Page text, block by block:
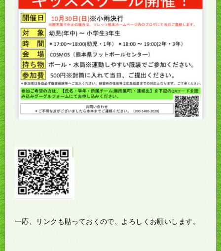
一応、リンクも貼っておくので、よろしくお願いします。